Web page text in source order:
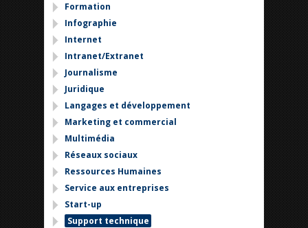
Formation
Infographie
Internet
Intranet/Extranet
Journalisme
Juridique
Langages et développement
Marketing et commercial
Multimédia
Réseaux sociaux
Ressources Humaines
Service aux entreprises
Start-up
Support technique